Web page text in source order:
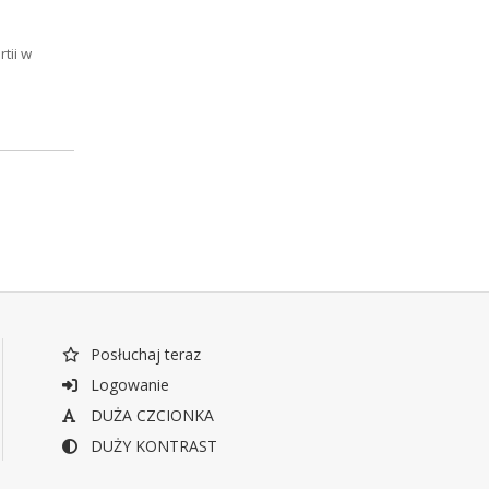
w
Posłuchaj teraz
Logowanie
DUŻA CZCIONKA
DUŻY KONTRAST